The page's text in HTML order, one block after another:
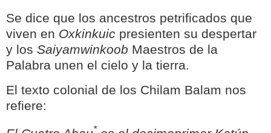
Se dice que los ancestros petrificados que
viven en Oxkinkuic presienten su despertar
y los Saiyamwinkoob Maestros de la
Palabra unen el cielo y la tierra.
El texto colonial de los Chilam Balam nos
refiere:
*